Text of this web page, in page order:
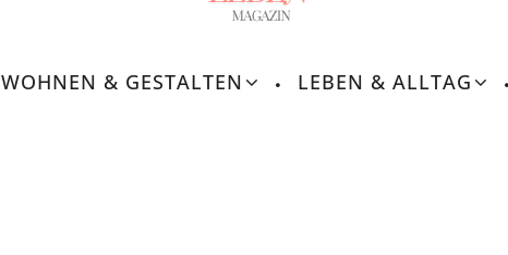
WOHNEN & GESTALTEN LEBEN & ALLTAG